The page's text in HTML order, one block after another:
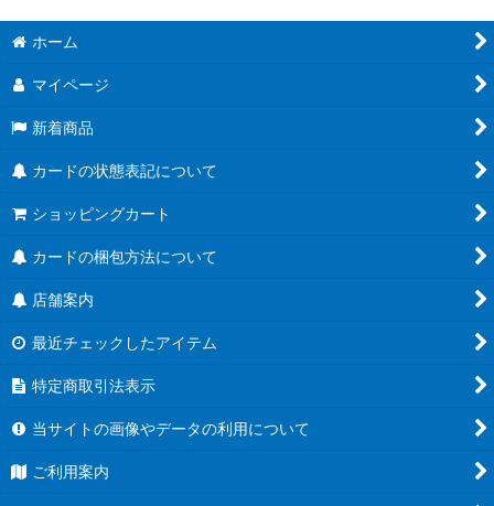
ホーム
マイページ
新着商品
カードの状態表記について
ショッピングカート
カードの梱包方法について
店舗案内
最近チェックしたアイテム
特定商取引法表示
当サイトの画像やデータの利用について
ご利用案内